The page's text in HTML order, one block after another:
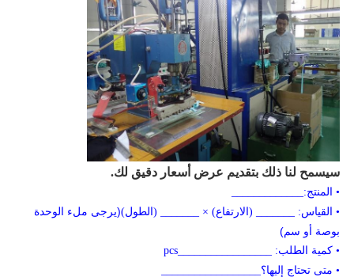
سيسمح لنا ذلك بتقديم عرض أسعار دقيق لك.
• المنتج:_____________
• القياس: _______ (الارتفاع) × _______ (الطول)(يرجى ملء الوحدة
بوصة أو سم)
• كمية الطلب: _________________pcs
• متى تحتاج إليها؟__________________